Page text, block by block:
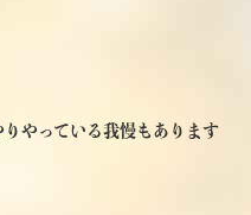
やっている我慢もあります